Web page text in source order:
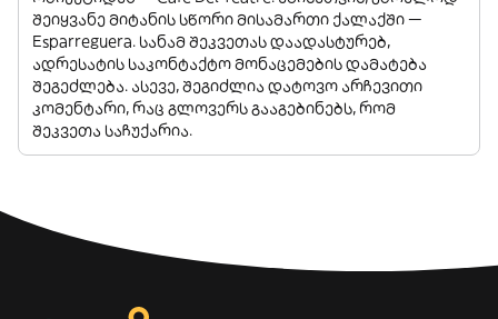
შეიყვანე მიტანის სწორი მისამართი ქალაქში —
Esparreguera. სანამ შეკვეთას დაადასტურებ,
ადრესატის საკონტაქტო მონაცემების დამატება
შეგეძლება. ასევე, შეგიძლია დატოვო არჩევითი
კომენტარი, რაც გლოვერს გააგებინებს, რომ
შეკვეთა საჩუქარია.